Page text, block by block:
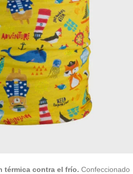
térmica contra el frío. Confeccionado